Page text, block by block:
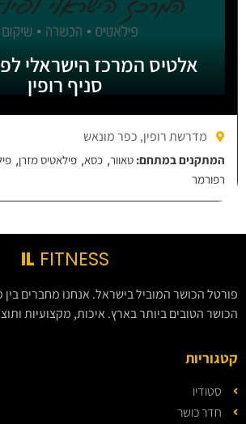
אלטיס המרכז הישראלי
סניף רופין
מדרשת רופין, כפר מונאש
המתקנים במתחם: טאוור, כסא, פילאטיס מזרן,
רפורמר
IL FITNESS
פורטל הכושר המוביל בישראל. אנחנו מחברים
הכושר הטובים ביותר בארץ. איכות, מקצועיות
קטגוריות
סטודיו
חדר כושר